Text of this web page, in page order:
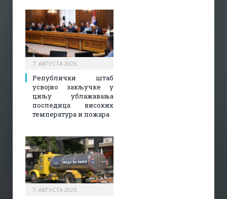
7. АВГУСТА 2026.
Републички штаб
усвојио закључке у
циљу ублажавања
последица високих
температура и пожара​
7. АВГУСТА 2026.